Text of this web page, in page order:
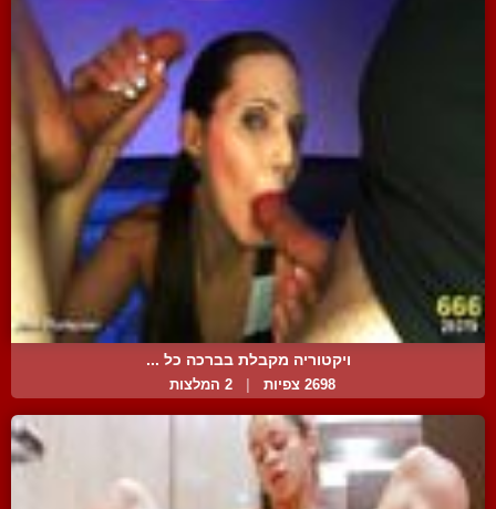
ויקטוריה מקבלת בברכה כל ...
2698 צפיות | 2 המלצות